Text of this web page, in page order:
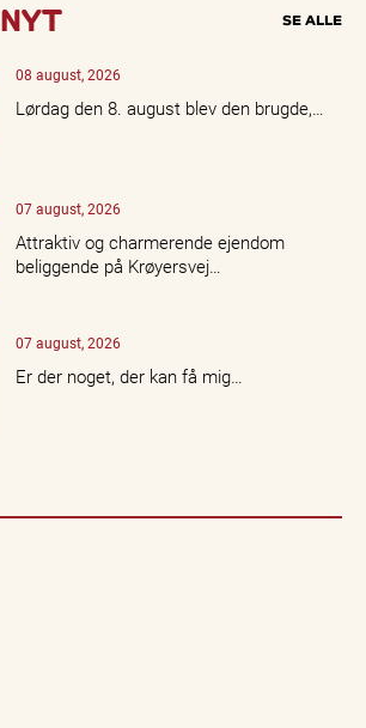
NYT SE ALLE
08 august, 2026
Lørdag den 8. august blev den brugde,…
07 august, 2026
Attraktiv og charmerende ejendom
beliggende på Krøyersvej…
07 august, 2026
Er der noget, der kan få mig…